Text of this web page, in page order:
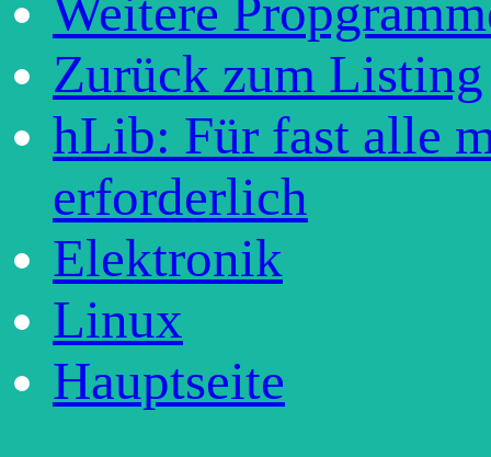
Weitere
Zurück zum Listing
hLib: Für fast alle
erforderlich
Elektronik
Linux
Hauptseite